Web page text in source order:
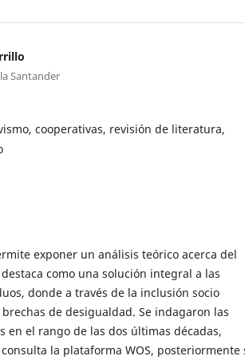
Santander
cooperativas, revisión de literatura,
exponer un análisis teórico acerca del
como una solución integral a las
donde a través de la inclusión socio
de desigualdad. Se indagaron las
en el rango de las dos últimas décadas,
la plataforma WOS, posteriormente